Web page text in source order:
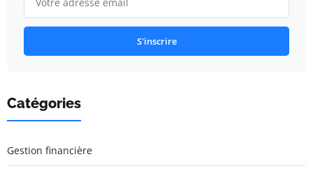
S'inscrire
Catégories
Gestion financière